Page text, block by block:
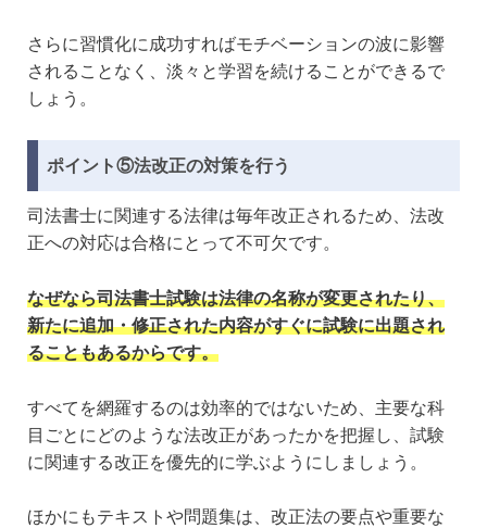
さらに習慣化に成功すればモチベーションの波に影響
されることなく、淡々と学習を続けることができるで
しょう。
ポイント⑤法改正の対策を行う
司法書士に関連する法律は毎年改正されるため、法改
正への対応は合格にとって不可欠です。
なぜなら司法書士試験は法律の名称が変更されたり、
新たに追加・修正された内容がすぐに試験に出題され
ることもあるからです。
すべてを網羅するのは効率的ではないため、主要な科
目ごとにどのような法改正があったかを把握し、試験
に関連する改正を優先的に学ぶようにしましょう。
ほかにもテキストや問題集は、改正法の要点や重要な